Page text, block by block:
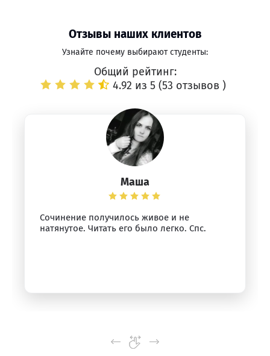
Отзывы наших клиентов
Узнайте почему выбирают студенты:
Общий рейтинг:
4.92 из 5 (53 отзывов )
Маша
Сочинение получилось живое и не
натянутое. Читать его было легко. Спс.